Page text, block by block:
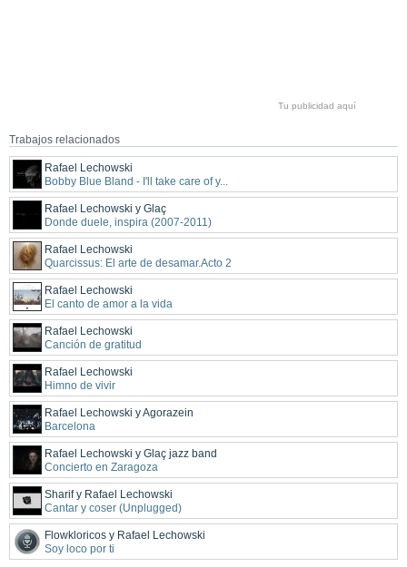
Tu publicidad aquí
Trabajos relacionados
Rafael Lechowski
Bobby Blue Bland - I'll take care of y...
Rafael Lechowski y Glaç
Donde duele, inspira (2007-2011)
Rafael Lechowski
Quarcissus: El arte de desamar.Acto 2
Rafael Lechowski
El canto de amor a la vida
Rafael Lechowski
Canción de gratitud
Rafael Lechowski
Himno de vivir
Rafael Lechowski y Agorazein
Barcelona
Rafael Lechowski y Glaç jazz band
Concierto en Zaragoza
Sharif y Rafael Lechowski
Cantar y coser (Unplugged)
Flowkloricos y Rafael Lechowski
Soy loco por ti